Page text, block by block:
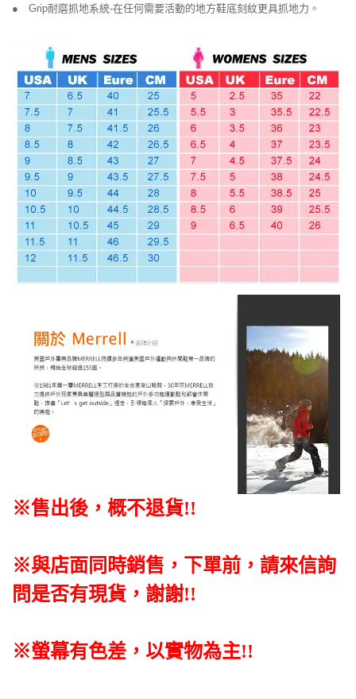
● Grip耐磨抓地系統-在任何需要活動的地方鞋底刻紋更具抓地力。
※售出後，概不退貨!!
※與店面同時銷售 ， 下單前 ， 請來信詢
問是否有現貨，謝謝!!
※螢幕有色差，以實物為主!!